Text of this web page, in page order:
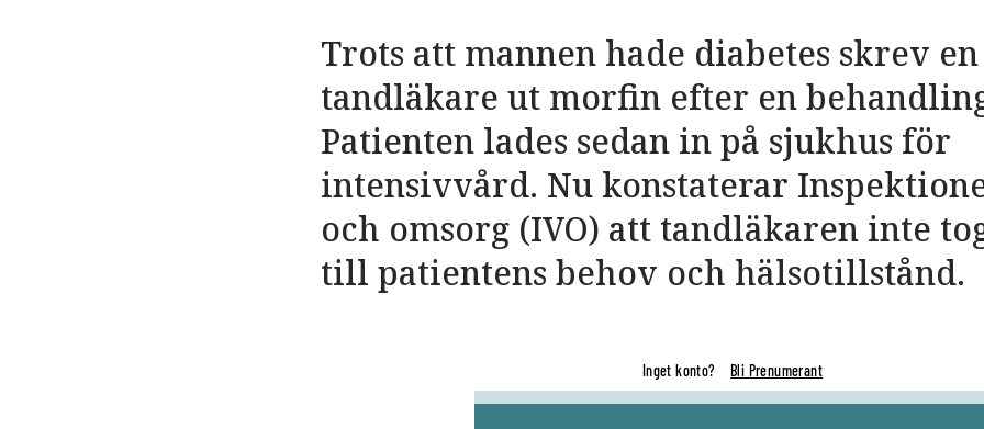
Trots att mannen hade diabetes skrev en
tandläkare ut morfin efter en
Patienten lades sedan in på sjukhus för
intensivvård. Nu konstaterar
och omsorg (IVO) att tandläkaren inte
till patientens behov och hälsotillstånd.
Inget konto? Bli Prenumerant